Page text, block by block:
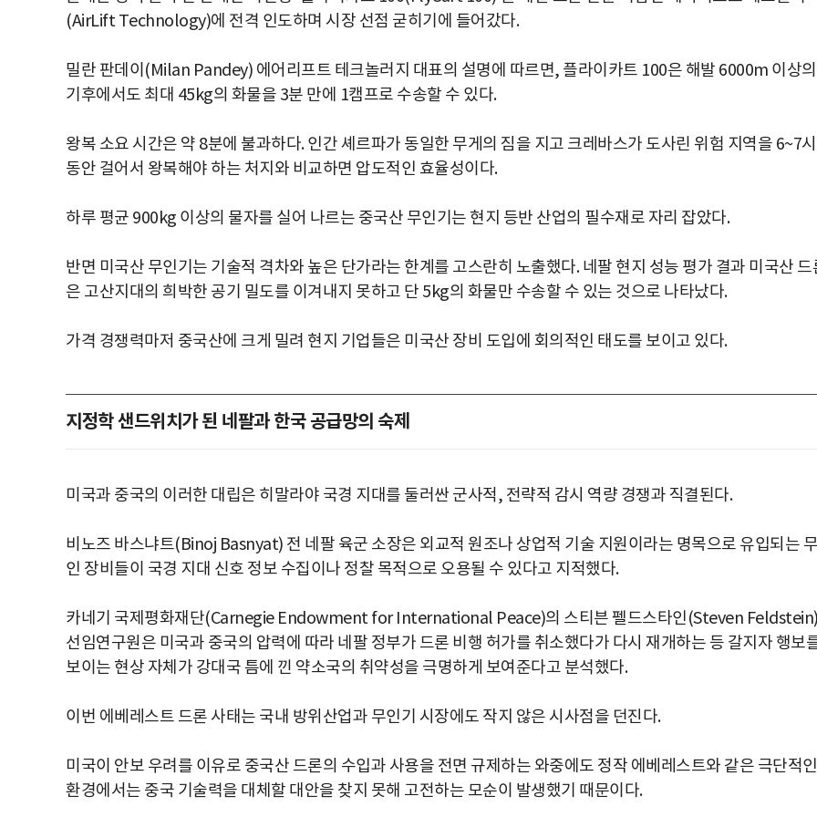
(AirLift Technology)에 전격 인도하며 시장 선점 굳히기에 들어갔다.
밀란 판데이(Milan Pandey) 에어리프트 테크놀러지 대표의 설명에 따르면, 플라이카트 100은 해발 6000m 이상의
기후에서도 최대 45kg의 화물을 3분 만에 1캠프로 수송할 수 있다.
왕복 소요 시간은 약 8분에 불과하다. 인간 셰르파가 동일한 무게의 짐을 지고 크레바스가 도사린 위험 지역을 6~7
동안 걸어서 왕복해야 하는 처지와 비교하면 압도적인 효율성이다.
하루 평균 900kg 이상의 물자를 실어 나르는 중국산 무인기는 현지 등반 산업의 필수재로 자리 잡았다.
반면 미국산 무인기는 기술적 격차와 높은 단가라는 한계를 고스란히 노출했다. 네팔 현지 성능 평가 결과 미국산 드
은 고산지대의 희박한 공기 밀도를 이겨내지 못하고 단 5kg의 화물만 수송할 수 있는 것으로 나타났다.
가격 경쟁력마저 중국산에 크게 밀려 현지 기업들은 미국산 장비 도입에 회의적인 태도를 보이고 있다.
지정학 샌드위치가 된 네팔과 한국 공급망의 숙제
미국과 중국의 이러한 대립은 히말라야 국경 지대를 둘러싼 군사적, 전략적 감시 역량 경쟁과 직결된다.
비노즈 바스냐트(Binoj Basnyat) 전 네팔 육군 소장은 외교적 원조나 상업적 기술 지원이라는 명목으로 유입되는 무
인 장비들이 국경 지대 신호 정보 수집이나 정찰 목적으로 오용될 수 있다고 지적했다.
카네기 국제평화재단(Carnegie Endowment for International Peace)의 스티븐 펠드스타인(Steven
선임연구원은 미국과 중국의 압력에 따라 네팔 정부가 드론 비행 허가를 취소했다가 다시 재개하는 등 갈지자 행보
보이는 현상 자체가 강대국 틈에 낀 약소국의 취약성을 극명하게 보여준다고 분석했다.
이번 에베레스트 드론 사태는 국내 방위산업과 무인기 시장에도 작지 않은 시사점을 던진다.
미국이 안보 우려를 이유로 중국산 드론의 수입과 사용을 전면 규제하는 와중에도 정작 에베레스트와 같은 극단적인
환경에서는 중국 기술력을 대체할 대안을 찾지 못해 고전하는 모순이 발생했기 때문이다.